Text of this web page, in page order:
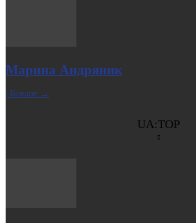
Марина Андряник
| Більше →
UA:TOP